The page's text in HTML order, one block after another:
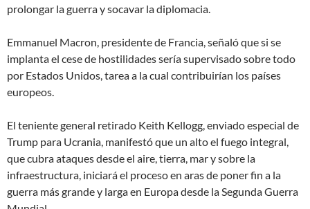
prolongar la guerra y socavar la diplomacia.
Emmanuel Macron, presidente de Francia, señaló que si se
implanta el cese de hostilidades sería supervisado sobre todo
por Estados Unidos, tarea a la cual contribuirían los países
europeos.
El teniente general retirado Keith Kellogg, enviado especial de
Trump para Ucrania, manifestó que un alto el fuego integral,
que cubra ataques desde el aire, tierra, mar y sobre la
infraestructura, iniciará el proceso en aras de poner fin a la
guerra más grande y larga en Europa desde la Segunda Guerra